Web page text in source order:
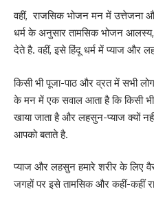
वहीं, राजसिक भोजन मन में उत्तेजना
धर्म के अनुसार तामसिक भोजन आलस्य,
देते है. वहीं, इसे हिंदू धर्म में प्याज और
किसी भी पूजा-पाठ और व्रत में सभी
के मन में एक सवाल आता है कि किसी
खाया जाता है और लहसुन-प्याज क्यों
आपको बताते है.
प्याज और लहसुन हमारे शरीर के लिए
जगहों पर इसे तामसिक और कहीं-कहीं